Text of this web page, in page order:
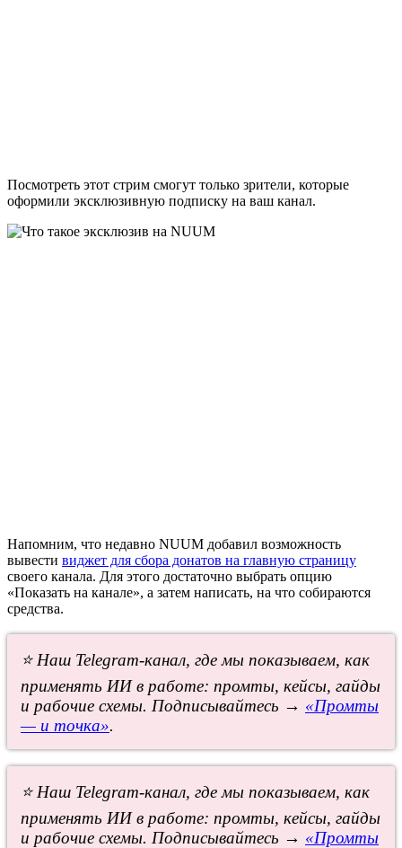
Посмотреть этот стрим смогут только зрители, которые
оформили эксклюзивную подписку на ваш канал.
Напомним, что недавно NUUM добавил возможность
вывести виджет для сбора донатов на главную страницу
своего канала. Для этого достаточно выбрать опцию
«Показать на канале», а затем написать, на что собираются
средства.
⭐ Наш Telegram-канал, где мы показываем, как
применять ИИ в работе: промты, кейсы, гайды
и рабочие схемы. Подписывайтесь → «Промты
— и точка».
⭐ Наш Telegram-канал, где мы показываем, как
применять ИИ в работе: промты, кейсы, гайды
и рабочие схемы. Подписывайтесь → «Промты